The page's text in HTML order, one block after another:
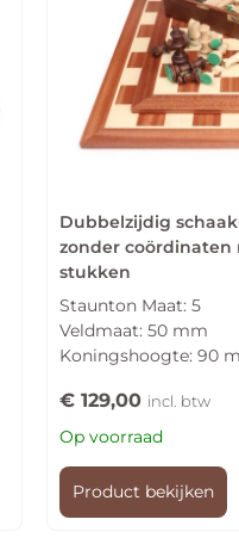
Dubbelzijdig
zonder coördinaten
stukken
Staunton Maat: 5
Veldmaat: 50 mm
Koningshoogte: 90
€ 129,00 incl. btw
Op voorraad
Product bekijken